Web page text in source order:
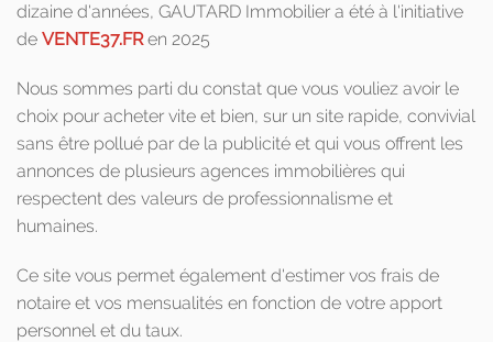
dizaine d'années, GAUTARD Immobilier a été à l'initiative
de VENTE37.FRen 2025
Nous sommes parti du constat que vous vouliez avoir le
choix pour acheter vite et bien, sur un site rapide, convivial
sans être pollué par de la publicité et qui vous offrent les
annonces de plusieurs agences immobilières qui
respectent des valeurs de professionnalisme et
humaines.
Ce site vous permet également d'estimer vos frais de
notaire et vos mensualités en fonction de votre apport
personnel et du taux.